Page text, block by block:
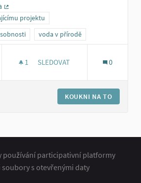
(Externí odkaz)
projektu
voda v přírodě
1 1 SLEDUJÍCÍ
SLEDOVAT 0
KOUKNI NA TO
používání participativní platformy
soubory s otevřenými daty